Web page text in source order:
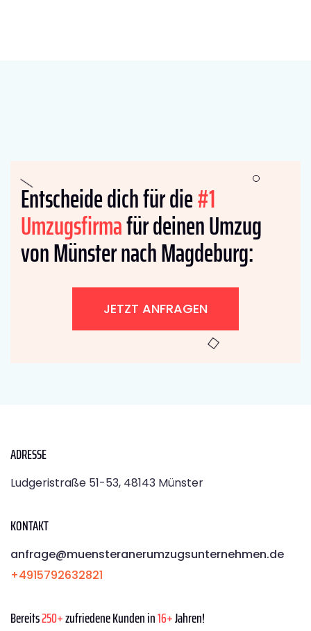
Entscheide dich für die#1
Umzugsfirmafür deinen Umzug
von Münster nach Magdeburg:
JETZT ANFRAGEN
ADRESSE
Ludgeristraße 51-53, 48143 Münster
KONTAKT
anfrage@muensteranerumzugsunternehmen.de
+4915792632821
Bereits250+zufriedene Kunden in16+Jahren!